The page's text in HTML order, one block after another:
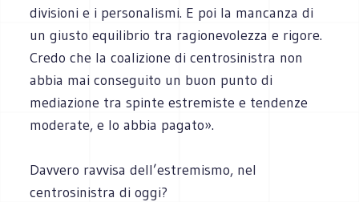
divisioni e i personalismi. E poi la mancanza di
un giusto equilibrio tra ragionevolezza e rigore.
Credo che la coalizione di centrosinistra non
abbia mai conseguito un buon punto di
mediazione tra spinte estremiste e tendenze
moderate, e lo abbia pagato».
Davvero ravvisa dell’estremismo, nel
centrosinistra di oggi?